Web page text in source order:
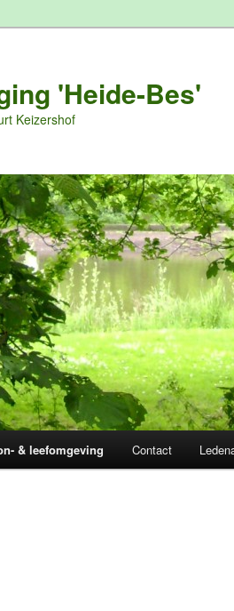
'Heide-Bes'
Keizershof
& leefomgeving Contact